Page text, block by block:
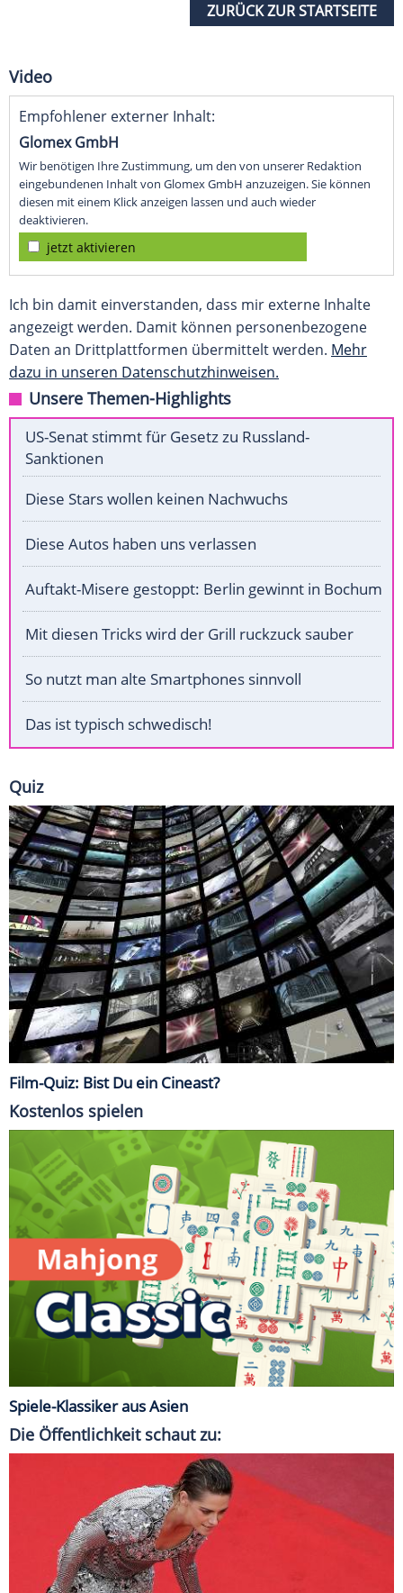
ZURÜCK ZUR STARTSEITE
Video
Empfohlener externer Inhalt:
Glomex GmbH
Wir benötigen Ihre Zustimmung, um den von unserer Redaktion
eingebundenen Inhalt von Glomex GmbH anzuzeigen. Sie können
diesen mit einem Klick anzeigen lassen und auch wieder
deaktivieren.
jetzt aktivieren
Ich bin damit einverstanden, dass mir externe Inhalte
angezeigt werden. Damit können personenbezogene
Daten an Drittplattformen übermittelt werden. Mehr
dazu in unseren Datenschutzhinweisen.
Unsere Themen-Highlights
US-Senat stimmt für Gesetz zu Russland-
Sanktionen
Diese Stars wollen keinen Nachwuchs
Diese Autos haben uns verlassen
Auftakt-Misere gestoppt: Berlin gewinnt in Bochum
Mit diesen Tricks wird der Grill ruckzuck sauber
So nutzt man alte Smartphones sinnvoll
Das ist typisch schwedisch!
Quiz
Film-Quiz: Bist Du ein Cineast?
Kostenlos spielen
Spiele-Klassiker aus Asien
Die Öffentlichkeit schaut zu: